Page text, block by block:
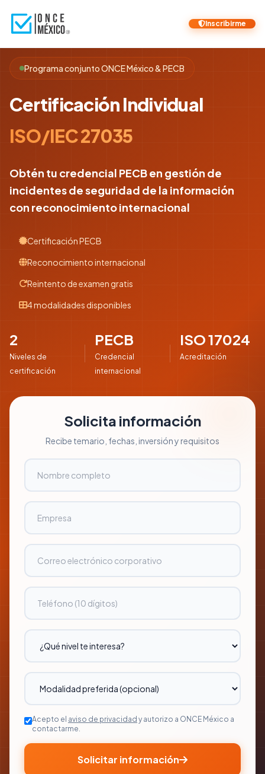
Inscribirme
Programa conjunto ONCE México & PECB
Certificación Individual
ISO/IEC 27035
Obtén tu credencial PECB en gestión de
incidentes de seguridad de la información
con reconocimiento internacional
Certificación PECB
Reconocimiento internacional
Reintento de examen gratis
4 modalidades disponibles
2
Niveles de
certificación
PECB
Credencial
internacional
ISO 17024
Acreditación
Solicita información
Recibe temario, fechas, inversión y requisitos
Acepto el aviso de privacidad y autorizo a ONCE México a
contactarme.
Solicitar información